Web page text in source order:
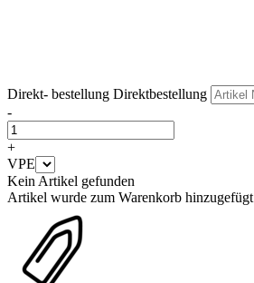
Direkt- bestellung Direktbestellung
-
+
VPE
Kein Artikel gefunden
Artikel wurde zum Warenkorb hinzugefügt